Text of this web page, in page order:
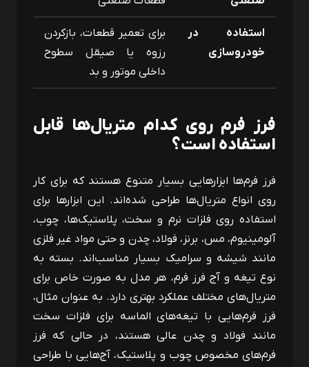
استفاده در
خودروسازی
برای تعمیر قطعات، بازکردن
رزوه یا صیقل سطوح
داخلی موتور و بد
فرز فرم روی کدام متریال‌ها قابل
استفاده است؟
فرز فرم‌ها ابزارهایی بسیار متنوع هستند که برای کار
روی انواع متریال‌ها طراحی شده‌اند. این ابزارها برای
استفاده روی فلزات نرم و سخت، پلاستیک‌ها، چوب،
آلومینیوم، مس، برنز، فولاد، چدن و حتی مواد غیر فلزی
مانند شیشه و سرامیک بسیار مناسب‌اند. بسته به
نوع تیغه و آج فرز فرم، هر مدل به صورت خاص برای
متریال‌های مختلف عملکرد بهتری دارد. به عنوان مثال،
فرز فرم‌هایی با تیغه‌های الماسه برای فلزات سخت
مانند فولاد و چدن عالی هستند، در حالی که فرز
فرم‌های مخصوص چوب و پلاستیک، آج‌هایی با طراحی